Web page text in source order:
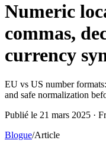
Numeric
commas,
currency
EU vs US number
and safe normalization
Publié le 21 mars 2025 ·
Blogue/Article